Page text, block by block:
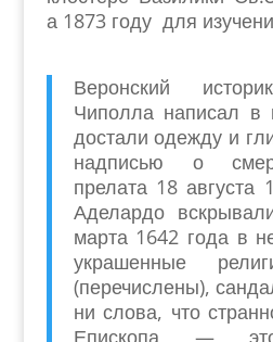
а 1873 году для
Веронский
Чиполла написал
достали одежду и
надписью о
прелата 18 августа
Аделардо
марта 1642 года в
украшенные
(перечислены),
ни слова, что
Епископа — это